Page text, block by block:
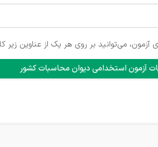
آزمون، می‌توانید بر روی هر یک از عناوین زیر
آزمون استخدامی دیوان محاسبات کشور